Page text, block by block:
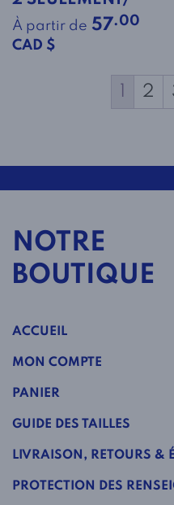
À partir de 57.00
CAD $
2
NOTRE
BOUTIQUE
ACCUEIL
MON COMPTE
PANIER
GUIDE DES TAILLES
LIVRAISON, RETOURS &
PROTECTION DES